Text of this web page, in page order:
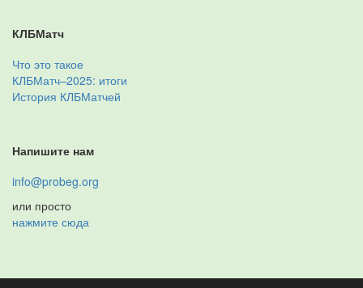
КЛБМатч
Что это такое
КЛБМатч–2025: итоги
История КЛБМатчей
Напишите нам
info@probeg.org
или просто
нажмите сюда